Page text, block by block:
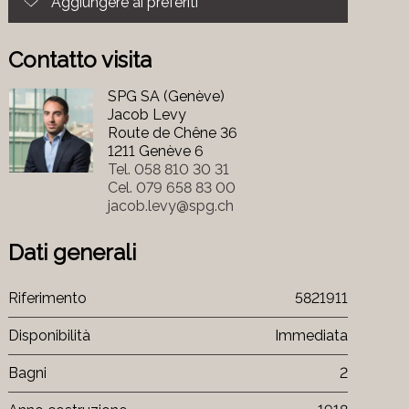
Contatto visita
SPG SA (Genève)
Jacob Levy
Route de Chêne 36
1211 Genève 6
Tel. 058 810 30 31
Cel. 079 658 83 00
jacob.levy@spg.ch
Dati generali
Riferimento 5821911
Disponibilità Immediata
Bagni 2